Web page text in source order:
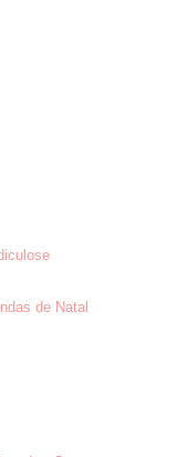
de Natal